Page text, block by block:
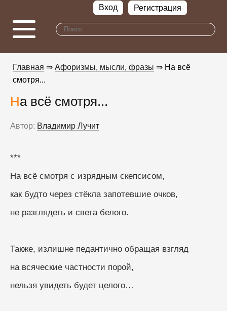
Вход Регистрация
Главная ⇒ Афоризмы, мысли, фразы ⇒ На всё
смотря...
На всё смотря...
Автор: Владимир Лучит
***
На всё смотря с изрядным скепсисом,
как будто через стёкла запотевшие очков,
не разглядеть и света белого.
Также, излишне педантично обращая взгляд
на всяческие частности порой,
нельзя увидеть будет целого…